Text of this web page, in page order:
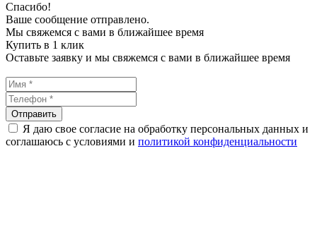
Спасибо!
Ваше сообщение отправлено.
Мы свяжемся с вами в ближайшее время
Купить в 1 клик
Оставьте заявку и мы свяжемся с вами в ближайшее время
Я даю свое согласие на обработку персональных данных и
соглашаюсь с условиями и политикой конфиденциальности